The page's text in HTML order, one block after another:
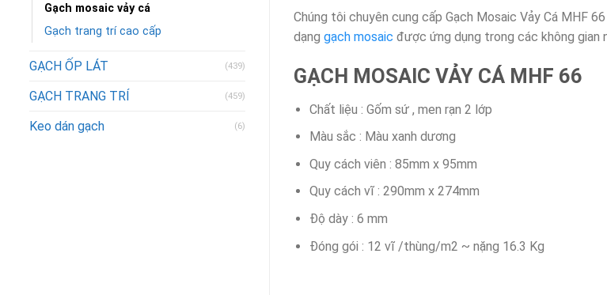
Gạch mosaic vảy cá
Gạch trang trí cao cấp
GẠCH ỐP LÁT (439)
GẠCH TRANG TRÍ (459)
Keo dán gạch (6)
Chúng tôi chuyên cung cấp Gạch Mosaic Vảy Cá MHF
dạng gạch mosaic được ứng dụng trong các không gian
GẠCH MOSAIC VẢY CÁ MHF 66
Chất liệu : Gốm sứ , men rạn 2 lớp
Màu sắc : Màu xanh dương
Quy cách viên : 85mm x 95mm
Quy cách vĩ : 290mm x 274mm
Độ dày : 6 mm
Đóng gói : 12 vĩ /thùng/m2 ~ nặng 16.3 Kg